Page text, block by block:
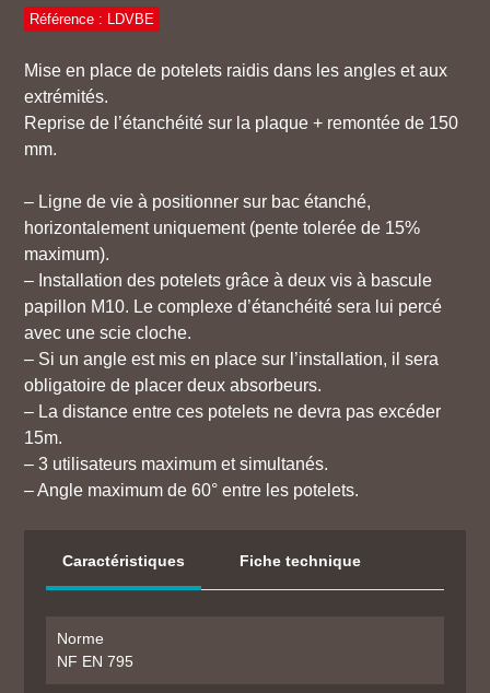
Référence : LDVBE
Mise en place de potelets raidis dans les angles et aux
extrémités.
Reprise de l’étanchéité sur la plaque + remontée de 150
mm.
– Ligne de vie à positionner sur bac étanché,
horizontalement uniquement (pente tolerée de 15%
maximum).
– Installation des potelets grâce à deux vis à bascule
papillon M10. Le complexe d’étanchéité sera lui percé
avec une scie cloche.
– Si un angle est mis en place sur l’installation, il sera
obligatoire de placer deux absorbeurs.
– La distance entre ces potelets ne devra pas excéder
15m.
– 3 utilisateurs maximum et simultanés.
– Angle maximum de 60° entre les potelets.
Caractéristiques Fiche technique
Norme
NF EN 795